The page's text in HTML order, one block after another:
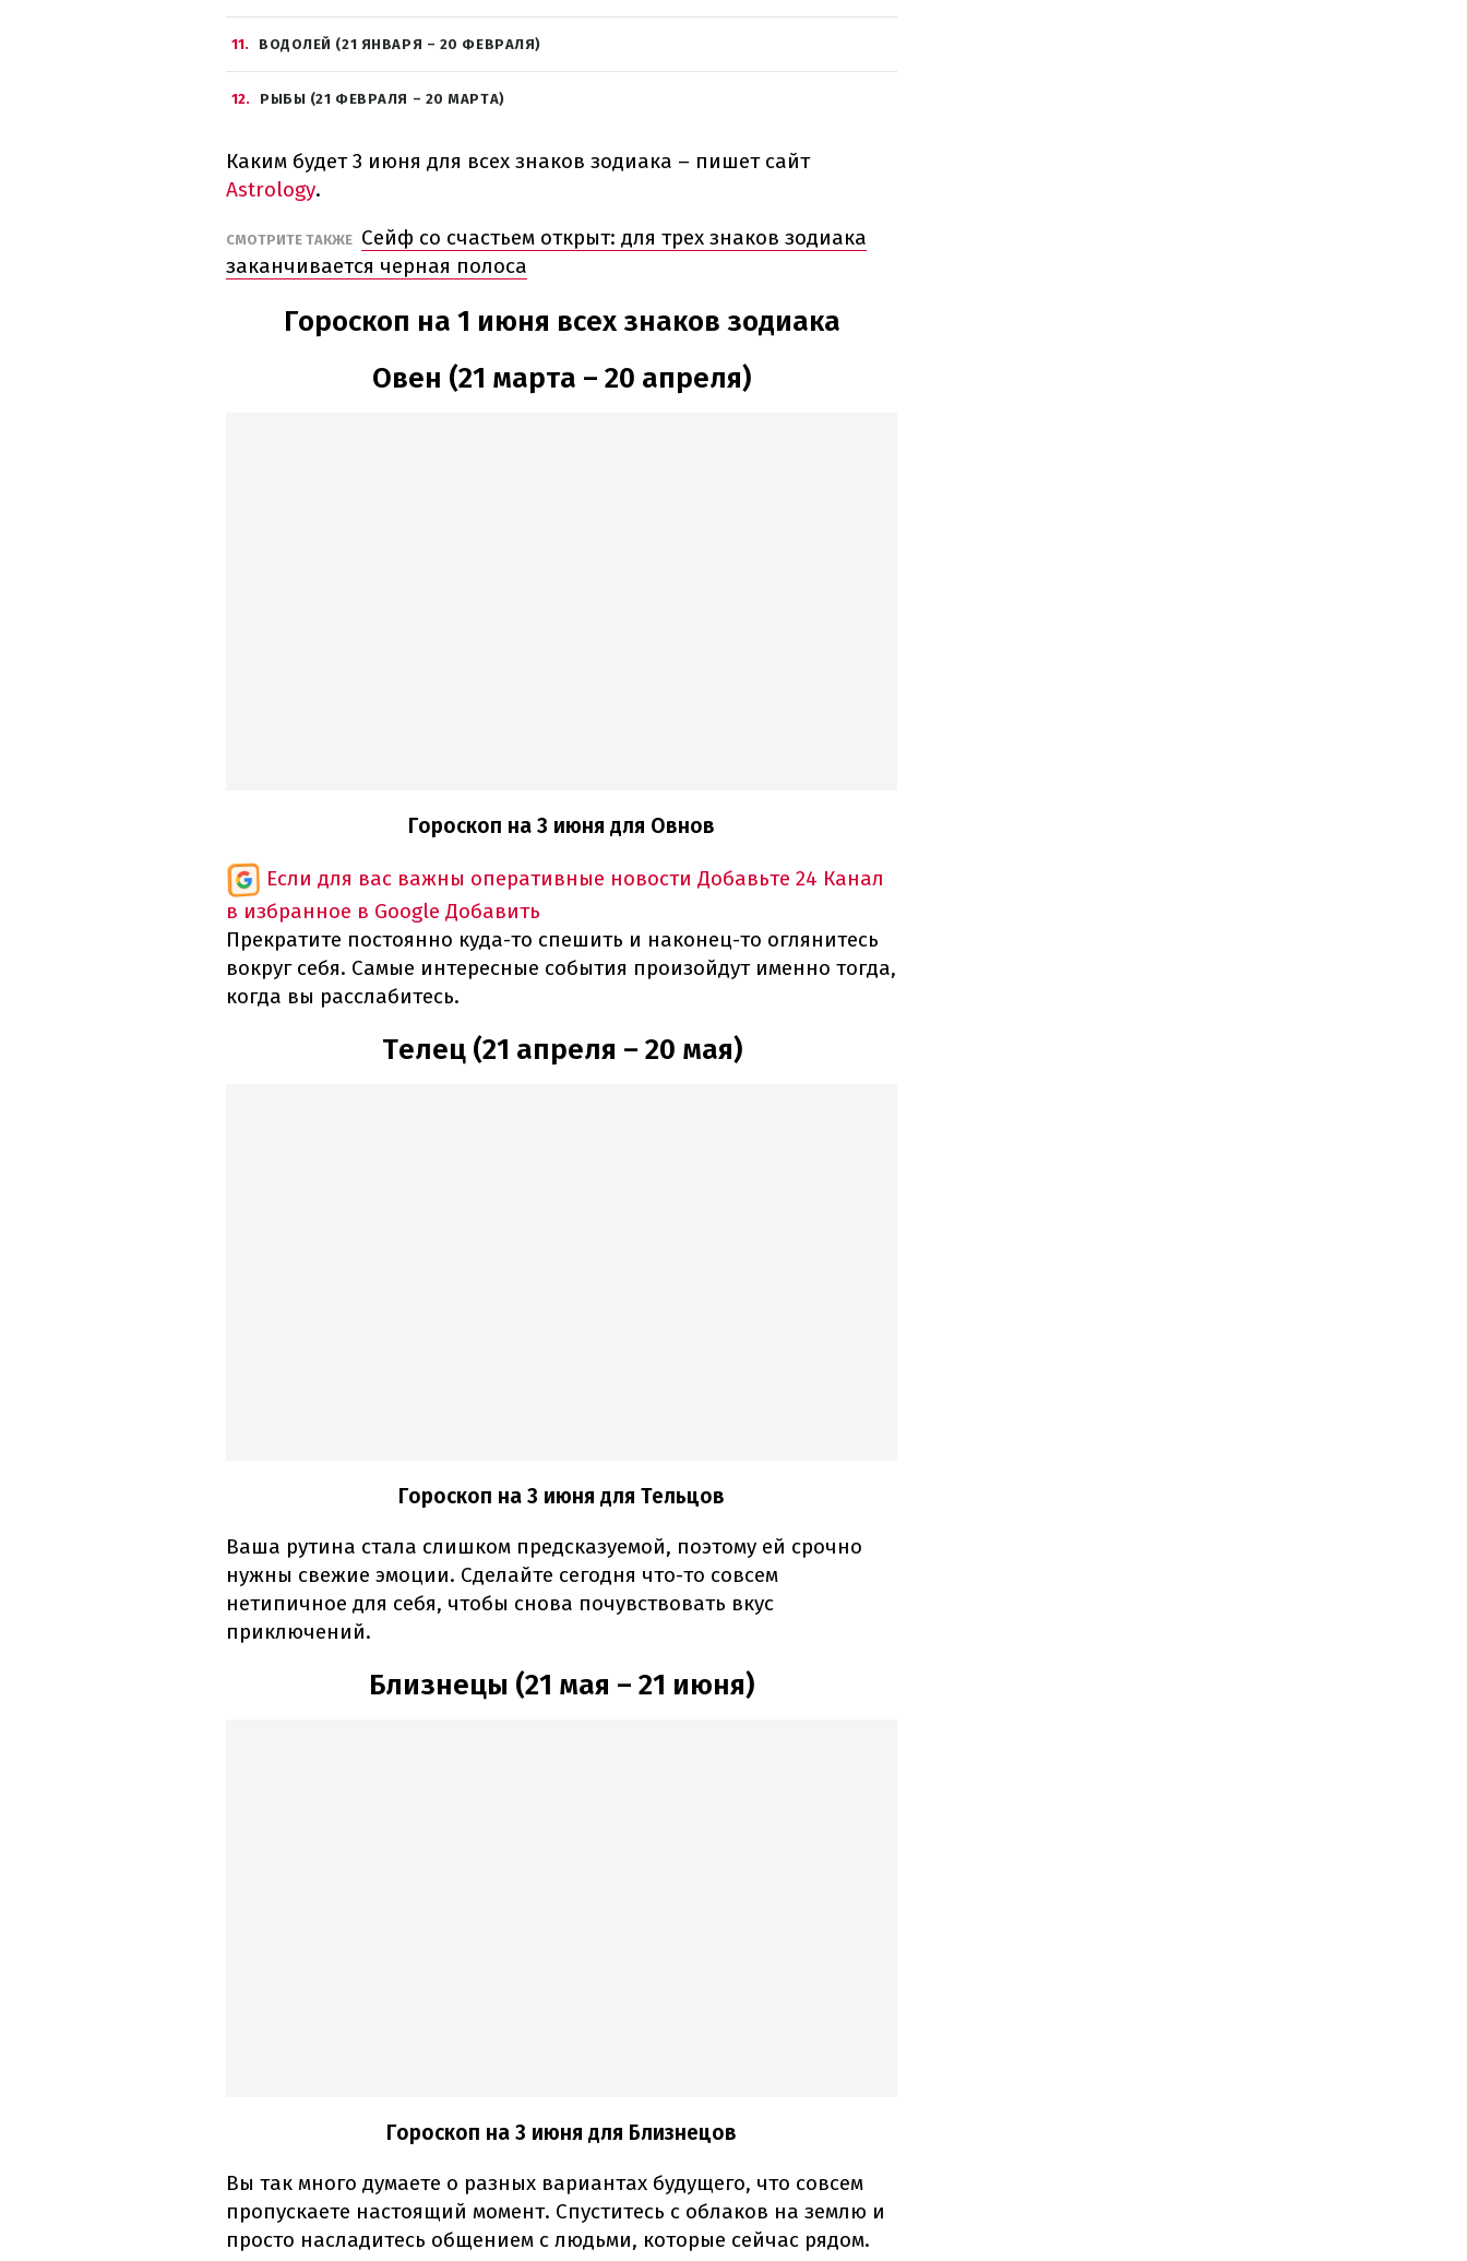
11 ВОДОЛЕЙ (21 ЯНВАРЯ – 20 ФЕВРАЛЯ)
12 РЫБЫ (21 ФЕВРАЛЯ – 20 МАРТА)
Каким будет 3 июня для всех знаков зодиака – пишет сайт
Astrology.
СМОТРИТЕ ТАКЖЕ Сейф со счастьем открыт: для трех знаков зодиака
заканчивается черная полоса
Гороскоп на 1 июня всех знаков зодиака
Овен (21 марта – 20 апреля)
Гороскоп на 3 июня для Овнов
Если для вас важны оперативные новости Добавьте 24 Канал
в избранное в Google Добавить
Прекратите постоянно куда-то спешить и наконец-то оглянитесь
вокруг себя. Самые интересные события произойдут именно тогда,
когда вы расслабитесь.
Телец (21 апреля – 20 мая)
Гороскоп на 3 июня для Тельцов
Ваша рутина стала слишком предсказуемой, поэтому ей срочно
нужны свежие эмоции. Сделайте сегодня что-то совсем
нетипичное для себя, чтобы снова почувствовать вкус
приключений.
Близнецы (21 мая – 21 июня)
Гороскоп на 3 июня для Близнецов
Вы так много думаете о разных вариантах будущего, что совсем
пропускаете настоящий момент. Спуститесь с облаков на землю и
просто насладитесь общением с людьми, которые сейчас рядом.